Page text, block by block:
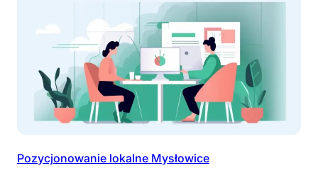
Pozycjonowanie lokalne Mysłowice